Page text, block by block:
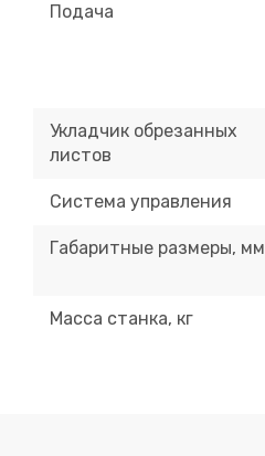
Подача
Укладчик обрезанных
листов
Система управления
Габаритные размеры, мм
Масса станка, кг